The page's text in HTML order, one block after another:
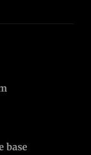
base